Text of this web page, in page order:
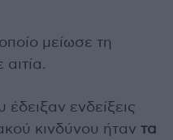
μείωσε τη
ενδείξεις
κινδύνου ήταν τα